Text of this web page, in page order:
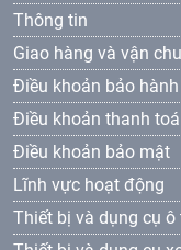
Thông tin
Giao hàng và vận
Điều khoản bảo hành
Điều khoản thanh
Điều khoản bảo mật
Lĩnh vực hoạt động
Thiết bị và dụng cụ ô